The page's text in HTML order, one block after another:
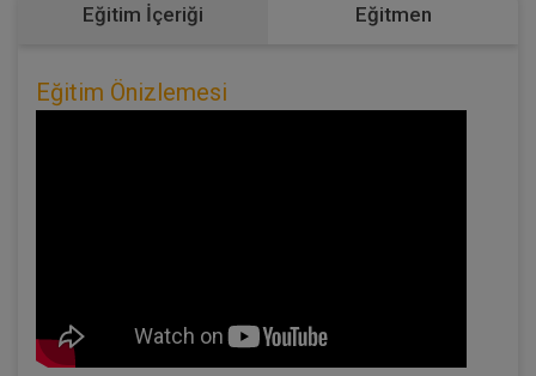
Eğitim İçeriği Eğitmen
Eğitim Önizlemesi